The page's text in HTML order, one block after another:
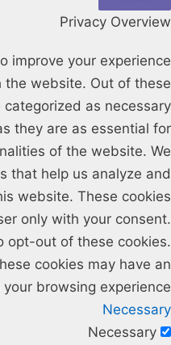
Privacy Overview
improve your experience
the website. Out of these
as necessary
they are as essential for
of the website. We
that help us analyze and
website. These cookies
only with your consent.
opt-out of these cookies.
cookies may have an
browsing experience.
Necessary
Necessary